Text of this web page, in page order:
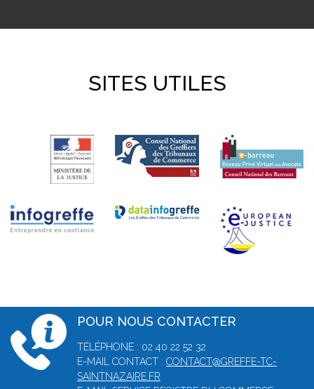
SITES UTILES
POUR NOUS CONTACTER
TÉLÉPHONE : 02 40 22 52 32
E-MAIL CONTACT : CONTACT@GREFFE-TC-
SAINTNAZAIRE.FR